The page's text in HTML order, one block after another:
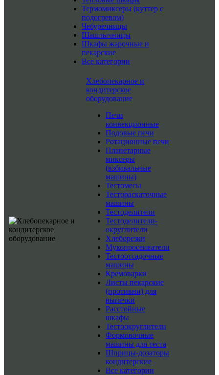
Термомиксеры (куттер с
подогревом)
Чебуречницы
Шашлычницы
Шкафы жарочные и
пекарские
Все категории
Хлебопекарное и
кондитерское
оборудование
Печи
конвекционные
Подовые печи
Ротационные печи
Планетарные
миксеры
(взбивальные
машины)
Тестомесы
Тестораскаточные
машины
Тестоделители
Тестоделители-
округлители
Хлеборезки
Мукопросеиватели
Тестоотсадочные
машины
Кремоварки
Листы пекарские
(противни) для
выпечки
Расстойные
шкафы
Тестоокруглители
Формовочные
машины для теста
Шприцы-дозаторы
кондитерские
Все категории